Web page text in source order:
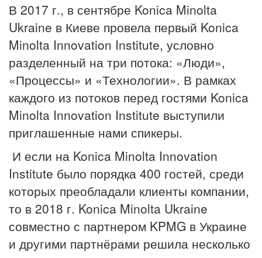
В 2017 г., в сентябре Konica Minolta
Ukraine в Киеве провела первый Konica
Minolta Innovation Institute, условно
разделенный на три потока: «Люди»,
«Процессы» и «Технологии». В рамках
каждого из потоков перед гостями Konica
Minolta Innovation Institute выступили
приглашенные нами спикеры.
И если на Konica Minolta Innovation
Institute было порядка 400 гостей, среди
которых преобладали клиенты компании,
то в 2018 г. Konica Minolta Ukraine
совместно с партнером KPMG в Украине
и другими партнёрами решила несколько